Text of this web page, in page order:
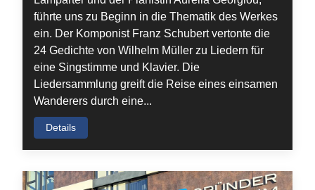
führte uns zu Beginn in die Thematik des Werkes
ein. Der Komponist Franz Schubert vertonte die
24 Gedichte von Wilhelm Müller zu Liedern für
eine Singstimme und Klavier. Die
Liedersammlung greift die Reise eines einsamen
Wanderers durch eine...
Details